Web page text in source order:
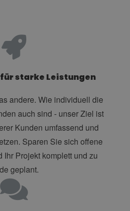
starke Leistungen
andere. Wie individuell die
auch sind - unser Ziel ist
Kunden umfassend und
Sparen Sie sich offene
Ihr Projekt komplett und zu
geplant.